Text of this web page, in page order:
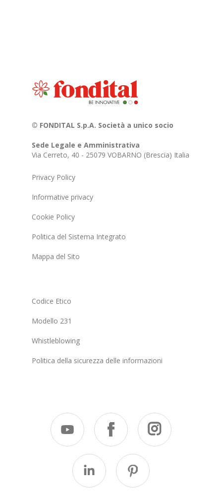
© FONDITAL S.p.A. Società a unico socio
Sede Legale e Amministrativa
Via Cerreto, 40 - 25079 VOBARNO (Brescia) Italia
Privacy Policy
Informative privacy
Cookie Policy
Politica del Sistema Integrato
Mappa del Sito
Codice Etico
Modello 231
Whistleblowing
Politica della sicurezza delle informazioni